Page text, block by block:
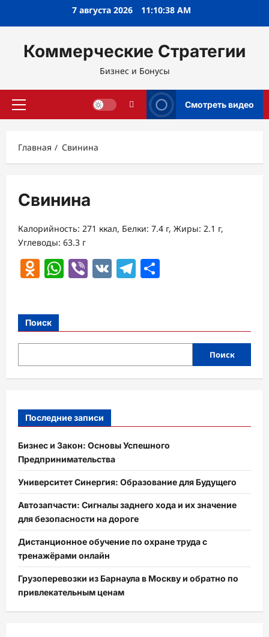
7 августа 2026 11:10:39 AM
Коммерческие Стратегии
Бизнес и Бонусы
Основное
Смотреть видео
Главная Свинина
Свинина
Калорийность: 271 ккал, Белки: 7.4 г, Жиры: 2.1 г,
Углеводы: 63.3 г
Odnoklassniki
WhatsApp
Viber
VK Telegram
Поиск
Поиск
Последние записи
Бизнес и Закон: Основы Успешного
Предпринимательства
Университет Синергия: Образование для Будущего
Автозапчасти: Сигналы заднего хода и их значение
для безопасности на дороге
Дистанционное обучение по охране труда с
тренажёрами онлайн
Грузоперевозки из Барнаула в Москву и обратно по
привлекательным ценам